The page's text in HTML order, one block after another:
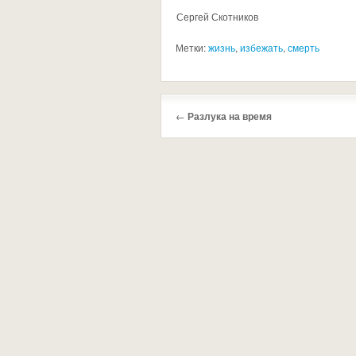
Сергей Скотников
Метки:жизнь, избежать, смерть
← Разлука на время